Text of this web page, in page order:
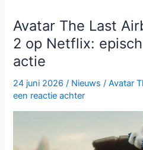
Avatar The Last
2 op Netflix:
actie
24 juni 2026/ Nieuws /Avatar
een reactie achter